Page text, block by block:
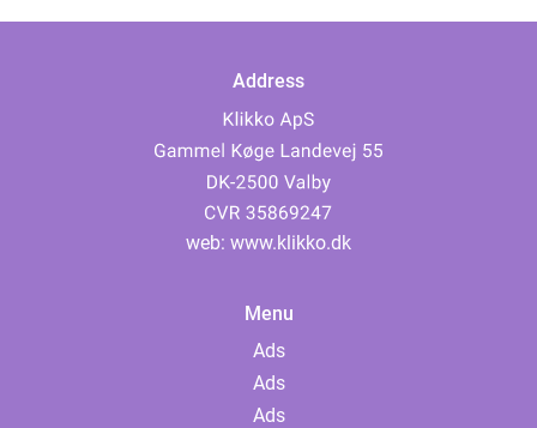
Address
web: www.klikko.dk
Menu
Ads
Ads
Ads